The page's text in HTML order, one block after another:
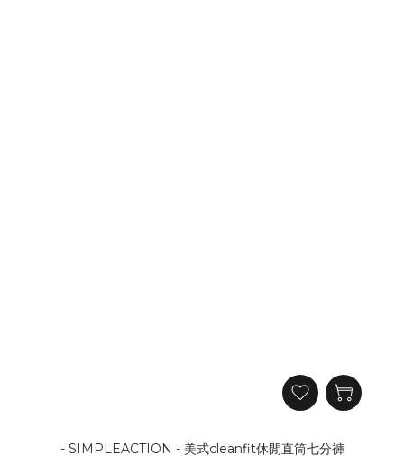
- SIMPLEACTION - 美式cleanfit休閒直筒七分褲